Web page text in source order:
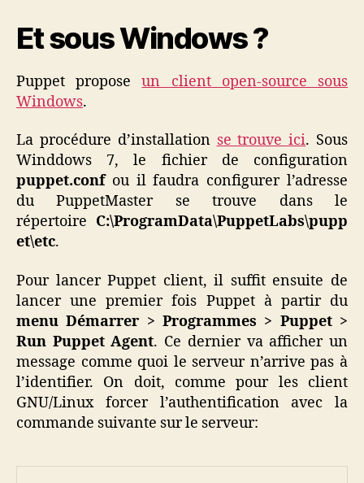
Et sous Windows ?
Puppet proposeun client open-source sous
Windows.
La procédure d’installation se trouve ici. Sous
Winddows 7, le fichier de configuration
puppet.confou il faudra configurer l’adresse
du PuppetMaster se trouve dans le
répertoire C:\ProgramData\PuppetLabs\pupp
et\etc.
Pour lancer Puppet client, il suffit ensuite de
lancer une premier fois Puppet à partir du
menu Démarrer > Programmes > Puppet >
Run Puppet Agent. Ce dernier va afficher un
message comme quoi le serveur n’arrive pas à
l’identifier. On doit, comme pour les client
GNU/Linux forcer l’authentification avec la
commande suivante sur le serveur: